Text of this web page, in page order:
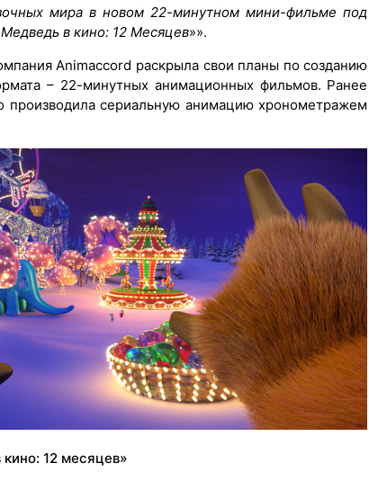
мира в новом 22-минутном мини-фильме под
в кино: 12 Месяцев»».
Animaccord раскрыла свои планы по созданию
– 22-минутных анимационных фильмов. Ранее
производила сериальную анимацию хронометражем
12 месяцев»